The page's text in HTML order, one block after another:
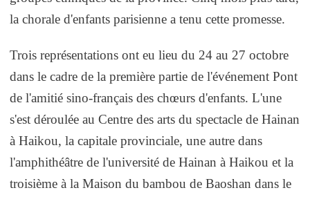
la chorale d'enfants parisienne a tenu cette promesse.
Trois représentations ont eu lieu du 24 au 27 octobre
dans le cadre de la première partie de l'événement Pont
de l'amitié sino-français des chœurs d'enfants. L'une
s'est déroulée au Centre des arts du spectacle de Hainan
à Haikou, la capitale provinciale, une autre dans
l'amphithéâtre de l'université de Hainan à Haikou et la
troisième à la Maison du bambou de Baoshan dans le